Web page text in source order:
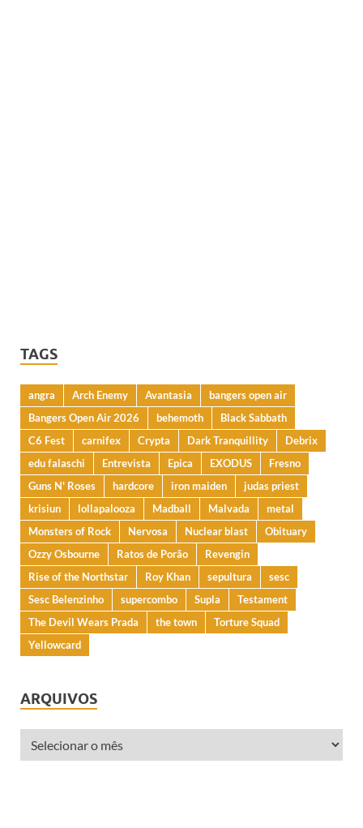
TAGS
angra Arch Enemy Avantasia
bangers open air
Bangers Open Air 2026
behemoth
Black Sabbath
C6 Fest
carnifex Crypta Dark Tranquillity
Debrix
edu falaschi
Entrevista Epica EXODUS
Fresno
Guns N' Roses
hardcore iron maiden
judas priest
krisiun
lollapalooza Madball Malvada
metal
Monsters of Rock
Nervosa Nuclear blast
Obituary
Ozzy Osbourne
Ratos de Porão
Revengin
Rise of the Northstar
Roy Khan sepultura
sesc
Sesc Belenzinho
supercombo Supla
Testament
The Devil Wears Prada
the town
Torture Squad
Yellowcard
ARQUIVOS